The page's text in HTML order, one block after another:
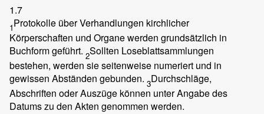
1.7
1Protokolle über Verhandlungen kirchlicher
Körperschaften und Organe werden grundsätzlich in
Buchform geführt. 2Sollten Loseblattsammlungen
bestehen, werden sie seitenweise numeriert und in
gewissen Abständen gebunden. 3Durchschläge,
Abschriften oder Auszüge können unter Angabe des
Datums zu den Akten genommen werden.